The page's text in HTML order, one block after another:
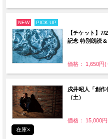
NEW PICK UP
【チケット】
記念 特別朗読
価格： 1,650円(
戌井昭人「創作
（土）
価格： 15,000
在庫×